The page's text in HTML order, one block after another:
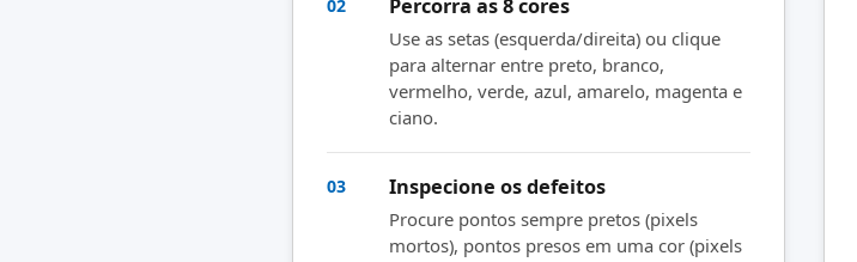
02 Percorra as 8 cores
Use as setas (esquerda/direita) ou clique
para alternar entre preto, branco,
vermelho, verde, azul, amarelo, magenta e
ciano.
03 Inspecione os defeitos
Procure pontos sempre pretos (pixels
mortos), pontos presos em uma cor (pixels